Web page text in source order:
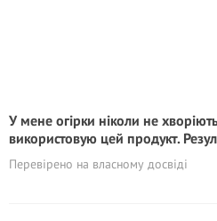
У мене огірки ніколи не
використовую цей продукт.
Перевірено на власному досвіді